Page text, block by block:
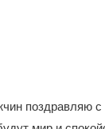
поздравляю